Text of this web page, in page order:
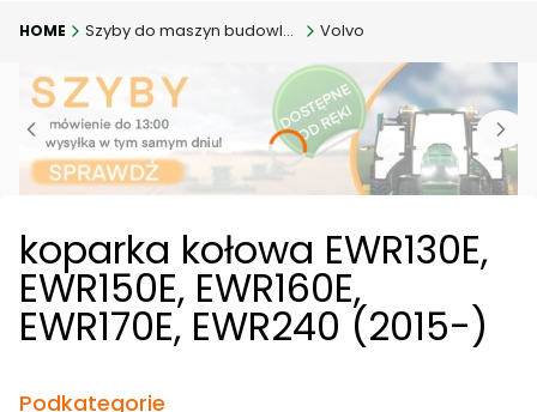
Szyby do maszyn budowlanych Volvo
koparka kołowa EWR130E,
EWR150E, EWR160E,
EWR170E, EWR240 (2015-)
Podkategorie